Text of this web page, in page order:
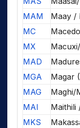
MAM
Maay /
MC
MX
MAD
MGA
Magar
MAG
Maghi/
MAI
Maithili
MKS